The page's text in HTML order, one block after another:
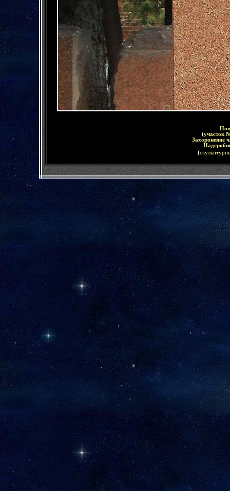
(участок
Захоронение
(